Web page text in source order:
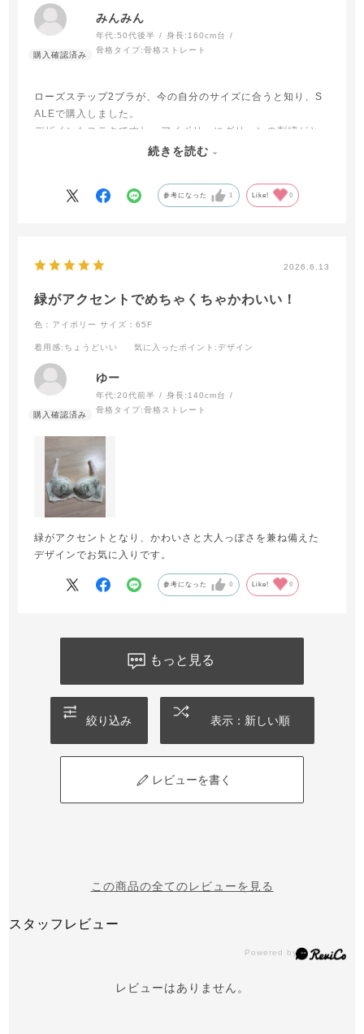
みんみん
年代:50代後半 身長: 160cm台
骨格タイプ:骨格ストレート
ローズステップ2ブラが、今の自分のサイズに合うと知り、S
ALEで購入しました。
デザインもステキですし、アイボリーにグリーンの刺繡がと
続きを読む
参考になった 1 Like! 0
2026.6.13
緑がアクセントでめちゃくちゃかわいい！
色：アイボリー サイズ：65F
着用感:ちょうどいい 気に入ったポイント :デザイン
ゆー
年代:20代前半 身長: 140cm台
骨格タイプ:骨格ストレート
緑がアクセントとなり、かわいさと大人っぽさを兼ね備えた
デザインでお気に入りです。
参考になった 0 Like! 0
もっと見る
絞り込み 表示：新しい順
レビューを書く
この商品の全てのレビューを見る
スタッフレビュー
レビューはありません。